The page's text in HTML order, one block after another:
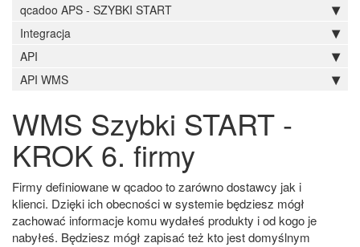
qcadoo APS - SZYBKI START
Integracja
API
API WMS
WMS Szybki START -
KROK 6. firmy
Firmy definiowane w qcadoo to zarówno dostawcy jak i
klienci. Dzięki ich obecności w systemie będziesz mógł
zachować informacje komu wydałeś produkty i od kogo je
nabyłeś. Będziesz mógł zapisać też kto jest domyślnym